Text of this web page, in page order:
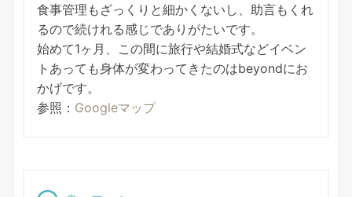
食事管理もざっくりと細かくないし、助言もくれ
るので続けれる感じでありがたいです。
始めて1ヶ月、この間に旅行や結婚式などイベン
トあっても身体が変わってきたのはbeyondにお
かげです。
参照： Googleマップ